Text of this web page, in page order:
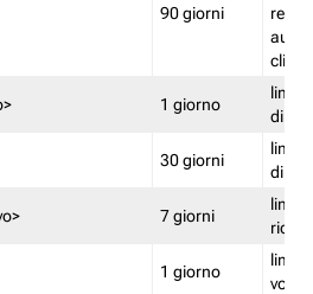
90 giorni
rete
clienti
1 giorno
limita
di
30 giorni
limita
di
7 giorni
limita
1 giorno
limita